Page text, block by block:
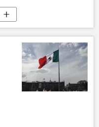
📰 Ataques de EEUU contra milicias de la resistencia islámica en Oriente Medio (2024)